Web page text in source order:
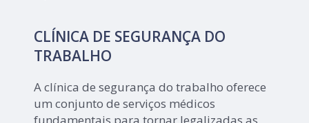
CLÍNICA DE SEGURANÇA DO
TRABALHO
A clínica de segurança do trabalho oferece
um conjunto de serviços médicos